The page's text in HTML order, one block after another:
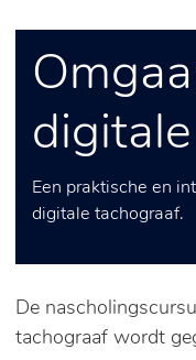
Een praktische en
digitale tachograaf.
De
tachograaf wordt